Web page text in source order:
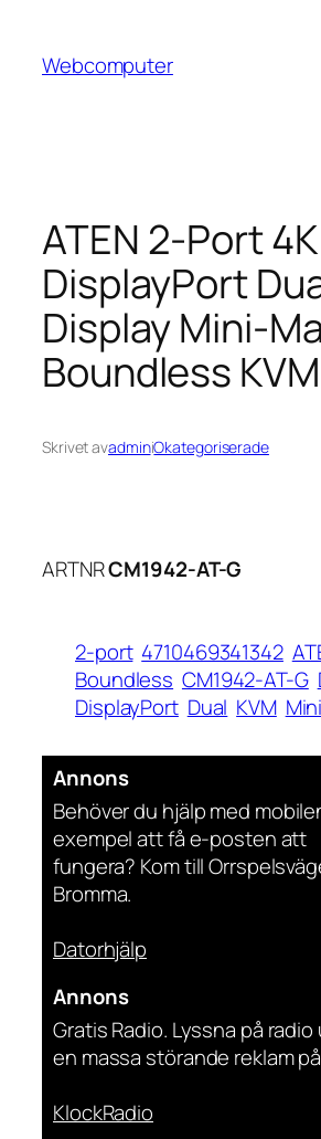
innehåll
Webcomputer
ATEN 2-Port 4K
DisplayPort
Display Mini-
Boundless KVM
Skrivet avadminiOkategoriserade
ARTNRCM1942-AT-G
2-port 4710469341342
Boundless CM1942-AT-G
DisplayPort Dual KVM
Annons
Behöver du hjälp med
exempel att få e-posten att
fungera? Kom till
Bromma.
Datorhjälp
Annons
Gratis Radio. Lyssna på
en massa störande reklam
KlockRadio